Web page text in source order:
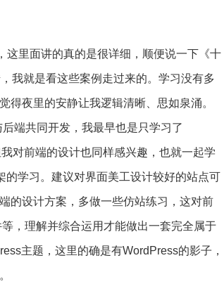
里面讲的真的是很详细，顺便说一下《十
我就是看这些案例走过来的。学习没有多
得夜里的安静让我逻辑清晰、思如泉涌。
端共同开发，我最早也是只学习了
对前端的设计也同样感兴趣，也就一起学
学习。建议对界面美工设计较好的站点可
的设计方案，多做一些仿站练习，这对前
，理解并综合运用才能做出一套完全属于
主题，这里的确是有WordPress的影子，